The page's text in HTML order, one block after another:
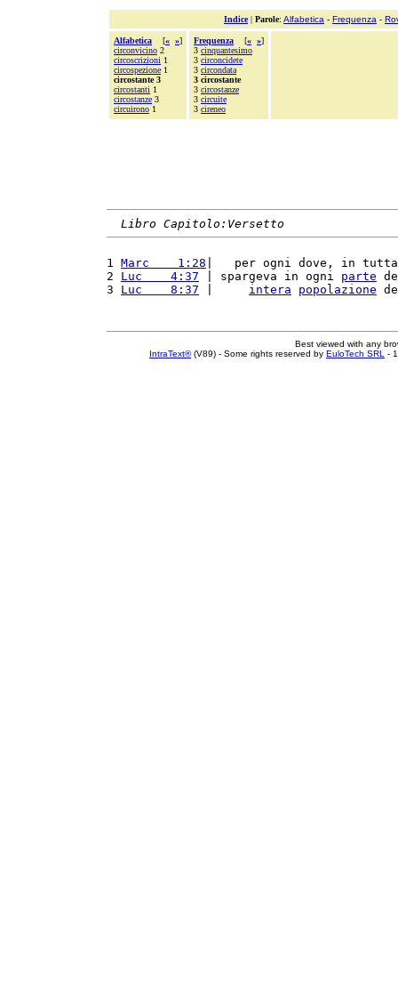
Indice| Parole: Alfabetica - Frequenza -
Alfabetica [« »]
circonvicino 2
circoscrizioni 1
circospezione 1
circostante 3
circostanti 1
circostanze 3
circuirono 1
Frequenza [« »]
3 cinquantesimo
3 circoncidete
3 circondata
3 circostante
3 circostanze
3 circuite
3 cireneo
Libro Capitolo:Versetto
1 Marc    1:28 |   per ogni dove, in
2 Luc    4:37 | spargeva in ogni parte
3 Luc    8:37 intera popolazione
Best viewed with any
IntraText®(V89) - Some rights reserved by EuloTech SRL -